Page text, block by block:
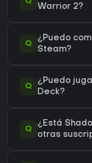
Warrior 2?
Q
¿Puedo
Steam?
Q
¿Puedo
Deck?
Q
¿Está
otras